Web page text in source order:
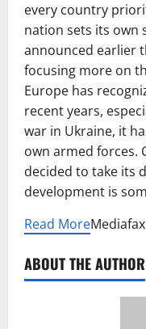
every country
nation sets its own
announced earlier
focusing more on
Europe has
recent years,
war in Ukraine, it
own armed forces.
decided to take its
development is
Read MoreMediafax
ABOUT THE AUTHOR